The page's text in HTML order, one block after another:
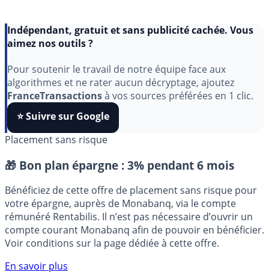
aimez nos outils ?
Pour soutenir le travail de notre équipe face aux
algorithmes et ne rater aucun décryptage, ajoutez
FranceTransactionsà vos sources préférées en 1 clic.
⭐️ Suivre sur Google
Placement sans risque
🎁 Bon plan épargne : 3% pendant 6 mois
Bénéficiez de cette offre de placement sans risque pour
votre épargne, auprès de Monabanq, via le compte
rémunéré Rentabilis. Il n’est pas nécessaire d’ouvrir un
Voir conditions sur la page dédiée à cette offre.